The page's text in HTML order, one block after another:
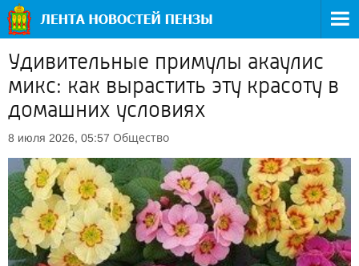
Удивительные примулы акаулис
микс: как вырастить эту красоту в
домашних условиях
8 июля 2026, 05:57 Общество